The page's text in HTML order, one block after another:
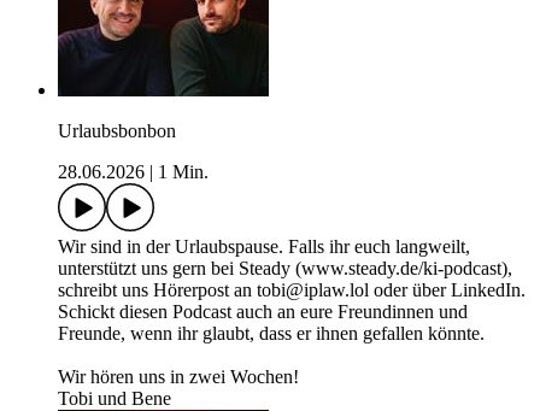
Urlaubsbonbon
28.06.2026
1 Min.
Wir sind in der Urlaubspause. Falls ihr euch langweilt,
unterstützt uns gern bei Steady (www.steady.de/ki-podcast),
schreibt uns Hörerpost an tobi@iplaw.lol oder über LinkedIn.
Schickt diesen Podcast auch an eure Freundinnen und
Freunde, wenn ihr glaubt, dass er ihnen gefallen könnte.
Wir hören uns in zwei Wochen!
Tobi und Bene